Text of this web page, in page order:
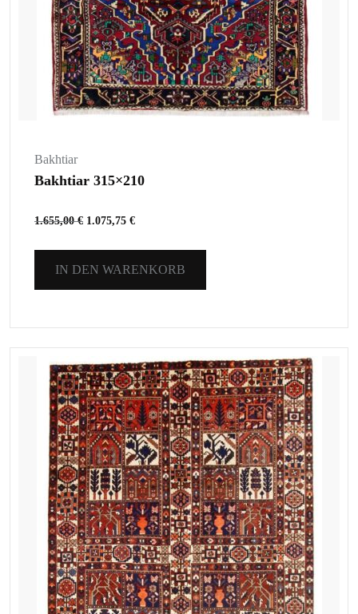
Bakhtiar
Bakhtiar 315×210
1.655,00€ 1.075,75 €
IN DEN WARENKORB